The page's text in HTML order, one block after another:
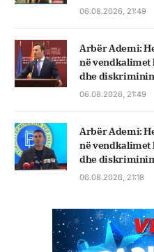
06.08.2026, 21:49
Arbër Ademi:
në vendkalimet
dhe
06.08.2026, 21:49
Arbër Ademi:
në vendkalimet
dhe
06.08.2026, 21:18